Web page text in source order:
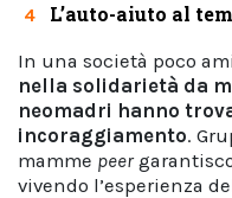
4 L’auto-aiuto al
In una società poco
nella solidarietà da
neomadri hanno
incoraggiamento.
mamme peer
vivendo l’esperienza